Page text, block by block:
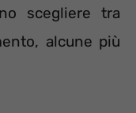
scegliere tra
alcune più